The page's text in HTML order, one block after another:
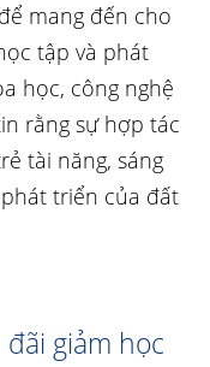
mang đến cho
tập và phát
học, công nghệ
rằng sự hợp tác
tài năng, sáng
triển của đất
giảm học